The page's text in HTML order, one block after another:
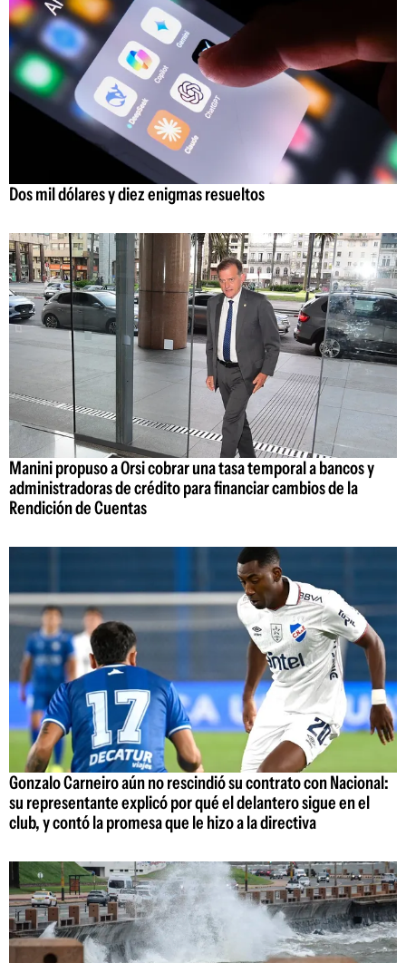
Dos mil dólares y diez enigmas resueltos
Manini propuso a Orsi cobrar una tasa temporal a bancos y
administradoras de crédito para financiar cambios de la
Rendición de Cuentas
Gonzalo Carneiro aún no rescindió su contrato con Nacional:
su representante explicó por qué el delantero sigue en el
club, y contó la promesa que le hizo a la directiva